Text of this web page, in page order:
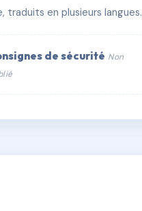
en plusieurs langues.
de sécurité Non